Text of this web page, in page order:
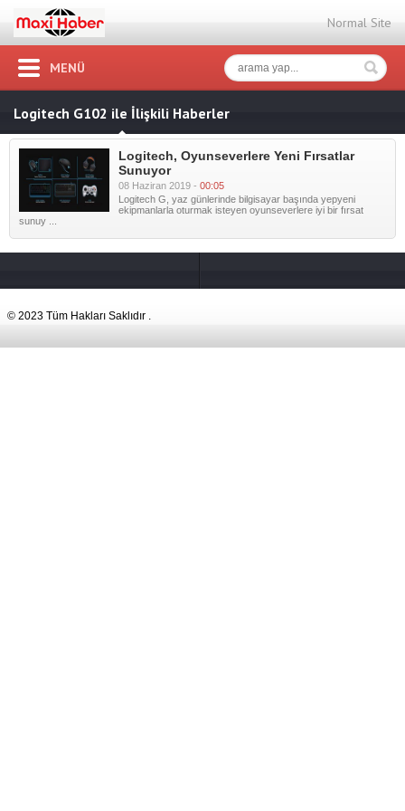
Normal Site
MENÜ
Logitech G102 ile İlişkili Haberler
Logitech, Oyunseverlere Yeni Fırsatlar
Sunuyor
08 Haziran 2019 - 00:05
Logitech G, yaz günlerinde bilgisayar başında yepyeni
ekipmanlarla oturmak isteyen oyunseverlere iyi bir fırsat
sunuy ...
© 2023 Tüm Hakları Saklıdır .